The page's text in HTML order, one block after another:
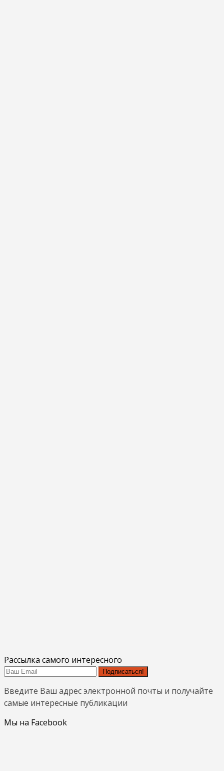
Рассылка самого интересного
Подписаться!
Введите Ваш адрес электронной почты и получайте
самые интересные публикации
Мы на Facebook